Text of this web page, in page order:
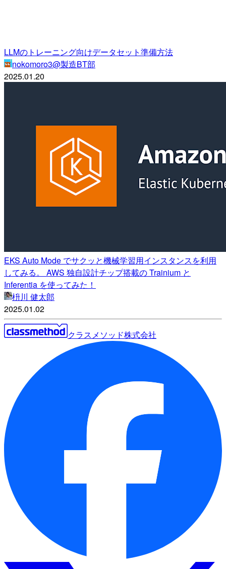
LLMのトレーニング向けデータセット準備方法
nokomoro3@製造BT部
2025.01.20
EKS Auto Mode でサクッと機械学習用インスタンスを利用
してみる。 AWS 独自設計チップ搭載の Trainium と
Inferentia を使ってみた！
枡川 健太郎
2025.01.02
クラスメソッド株式会社